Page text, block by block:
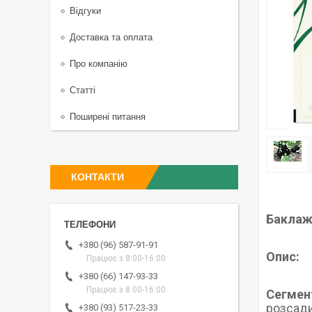
Опис:
Відгуки
Доставка та оплата
Про компанію
Статті
Поширені питання
КОНТАКТИ
+380 (96) 587-91-91
Працює з 8:00-16:00
+380 (66) 147-93-33
Працює з 8:00-16:00
+380 (93) 517-23-33